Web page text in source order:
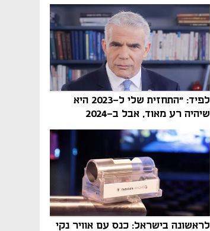
לפיד: "התחזית שלי ל-2023 היא
שיהיה רע מאוד, אבל ב-2024
הממשלה תיפול"
לראשונה בישראל: כנס עם אוויר נקי